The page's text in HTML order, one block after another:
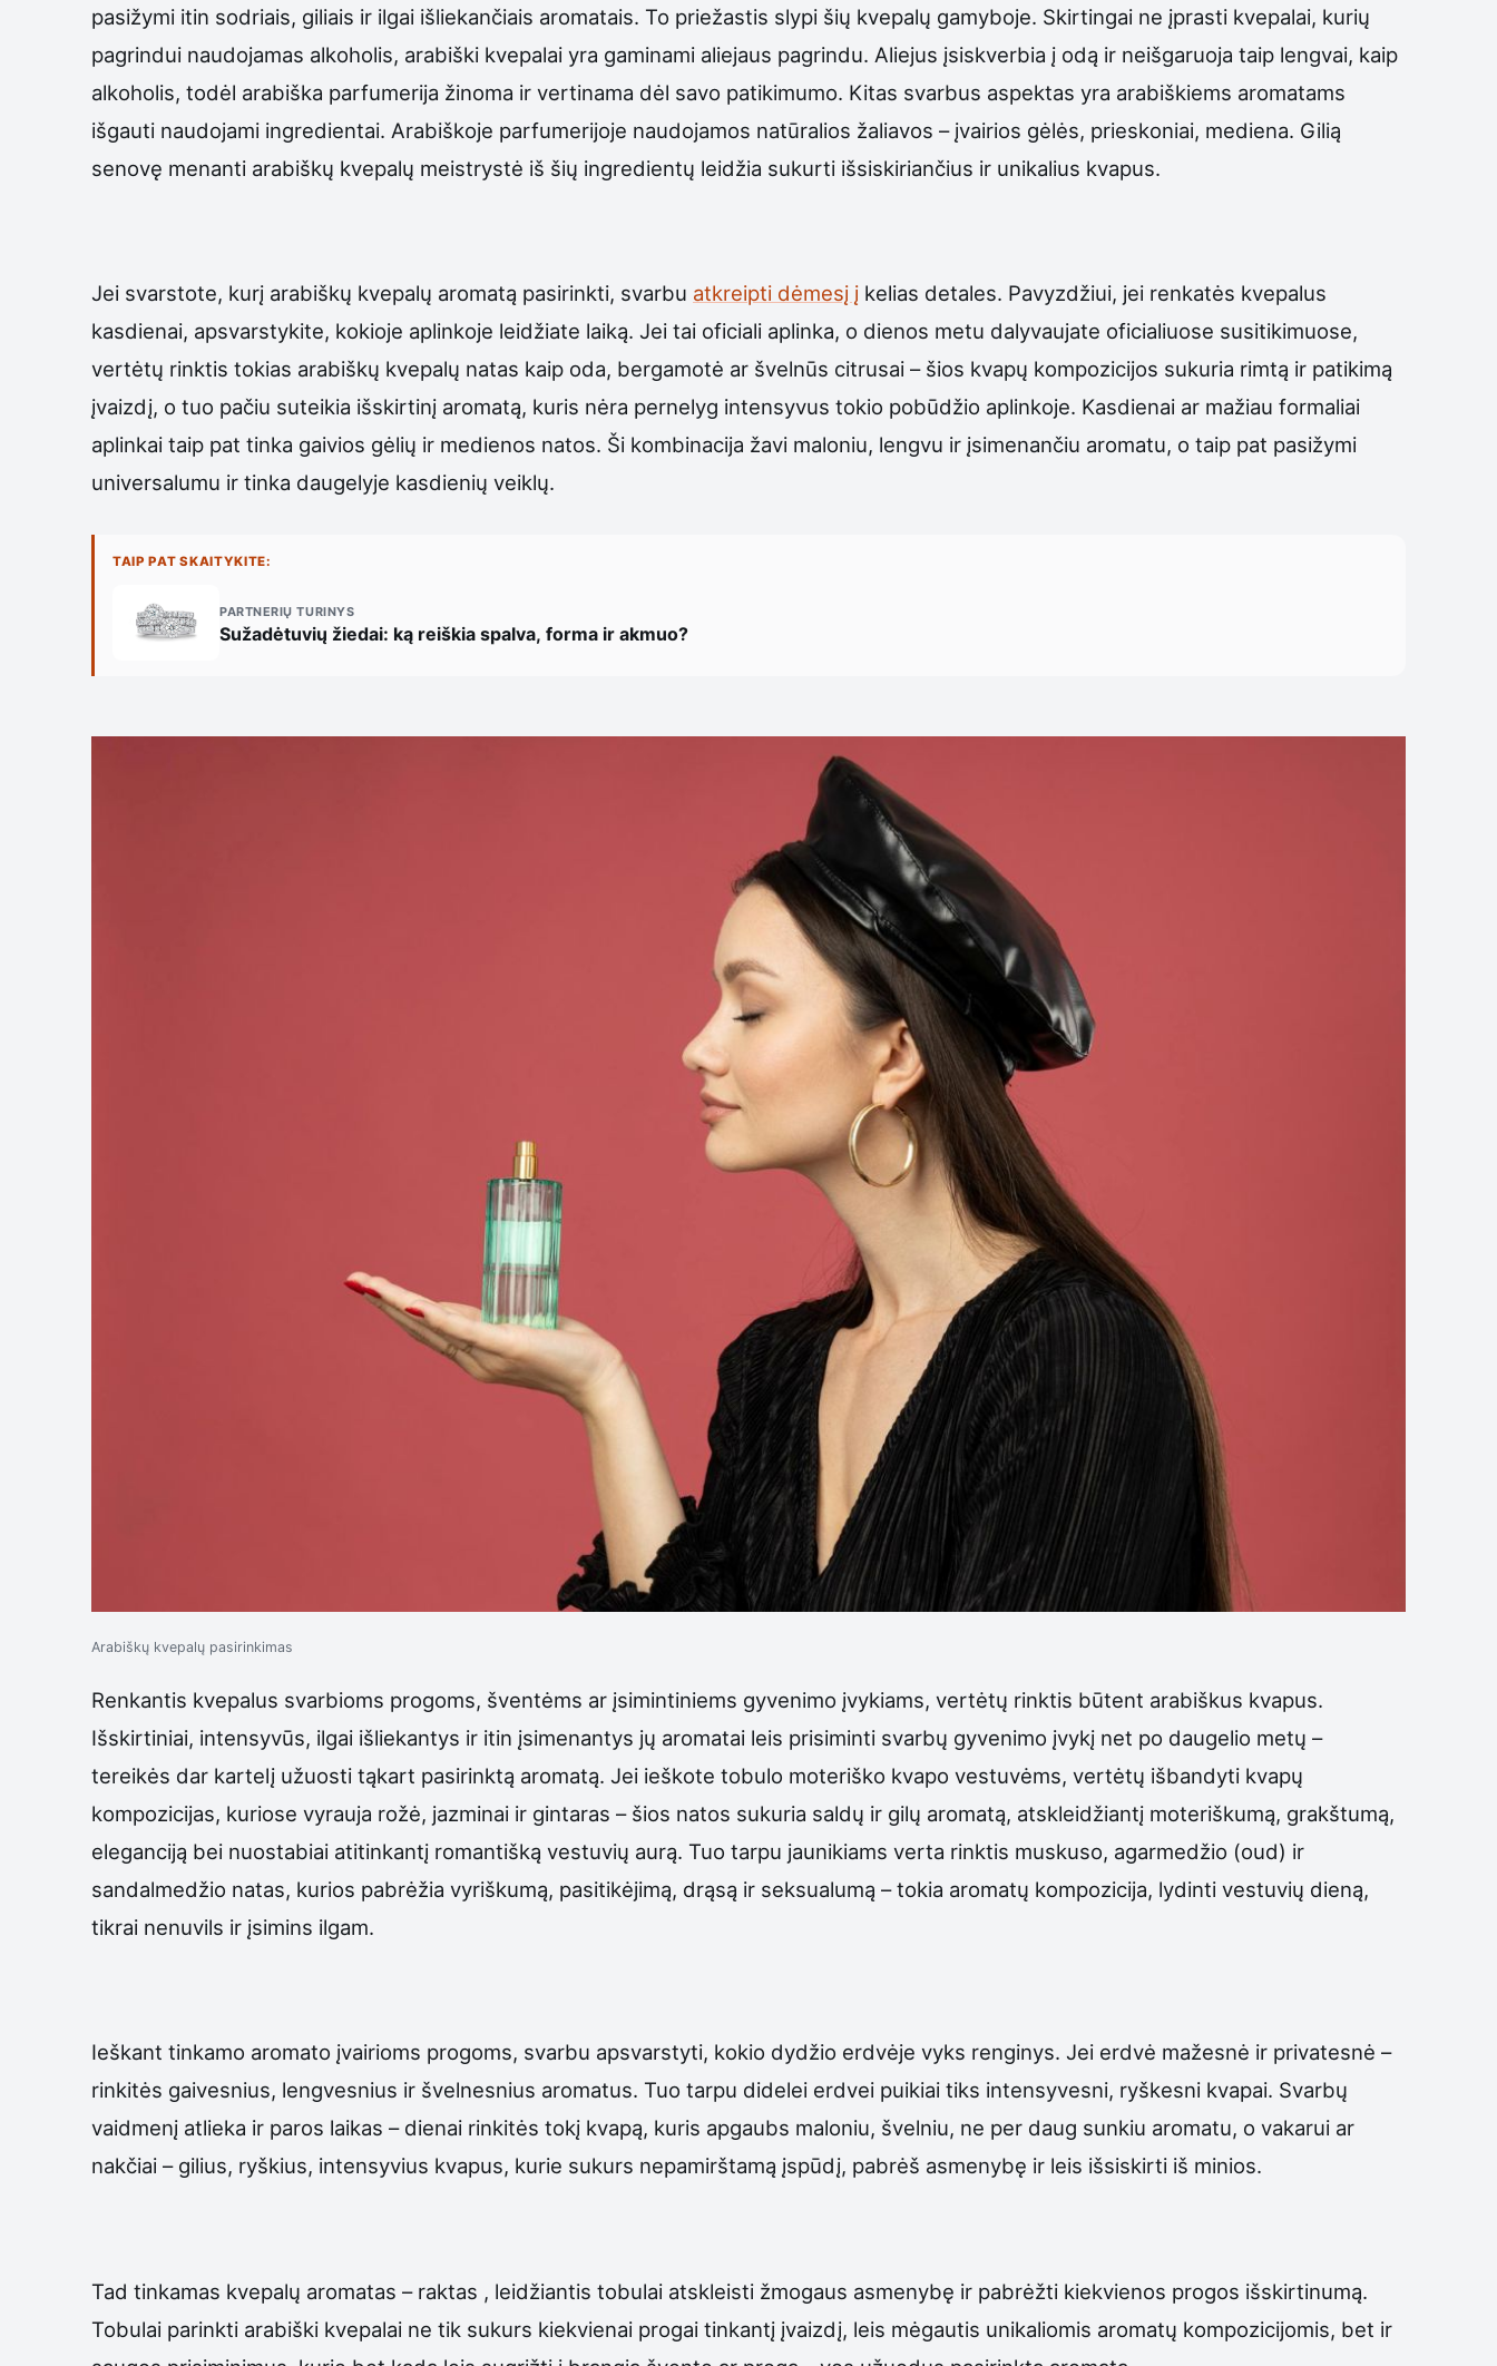
pasižymi itin sodriais, giliais ir ilgai išliekančiais aromatais. To priežastis slypi šių kvepalų gamyboje. Skirtingai ne įprasti kvepalai, kurių
pagrindui naudojamas alkoholis, arabiški kvepalai yra gaminami aliejaus pagrindu. Aliejus įsiskverbia į odą ir neišgaruoja taip lengvai, kaip
alkoholis, todėl arabiška parfumerija žinoma ir vertinama dėl savo patikimumo. Kitas svarbus aspektas yra arabiškiems aromatams
išgauti naudojami ingredientai. Arabiškoje parfumerijoje naudojamos natūralios žaliavos – įvairios gėlės, prieskoniai, mediena. Gilią
senovę menanti arabiškų kvepalų meistrystė iš šių ingredientų leidžia sukurti išsiskiriančius ir unikalius kvapus.
Jei svarstote, kurį arabiškų kvepalų aromatą pasirinkti, svarbu atkreipti dėmesį į kelias detales. Pavyzdžiui, jei renkatės kvepalus
kasdienai, apsvarstykite, kokioje aplinkoje leidžiate laiką. Jei tai oficiali aplinka, o dienos metu dalyvaujate oficialiuose susitikimuose,
vertėtų rinktis tokias arabiškų kvepalų natas kaip oda, bergamotė ar švelnūs citrusai – šios kvapų kompozicijos sukuria rimtą ir patikimą
įvaizdį, o tuo pačiu suteikia išskirtinį aromatą, kuris nėra pernelyg intensyvus tokio pobūdžio aplinkoje. Kasdienai ar mažiau formaliai
aplinkai taip pat tinka gaivios gėlių ir medienos natos. Ši kombinacija žavi maloniu, lengvu ir įsimenančiu aromatu, o taip pat pasižymi
universalumu ir tinka daugelyje kasdienių veiklų.
TAIP PAT SKAITYKITE:
PARTNERIŲ TURINYS
Sužadėtuvių žiedai: ką reiškia spalva, forma ir akmuo?
Arabiškų kvepalų pasirinkimas
Renkantis kvepalus svarbioms progoms, šventėms ar įsimintiniems gyvenimo įvykiams, vertėtų rinktis būtent arabiškus kvapus.
Išskirtiniai, intensyvūs, ilgai išliekantys ir itin įsimenantys jų aromatai leis prisiminti svarbų gyvenimo įvykį net po daugelio metų –
tereikės dar kartelį užuosti tąkart pasirinktą aromatą. Jei ieškote tobulo moteriško kvapo vestuvėms, vertėtų išbandyti kvapų
kompozicijas, kuriose vyrauja rožė, jazminai ir gintaras – šios natos sukuria saldų ir gilų aromatą, atskleidžiantį moteriškumą, grakštumą,
eleganciją bei nuostabiai atitinkantį romantišką vestuvių aurą. Tuo tarpu jaunikiams verta rinktis muskuso, agarmedžio (oud) ir
sandalmedžio natas, kurios pabrėžia vyriškumą, pasitikėjimą, drąsą ir seksualumą – tokia aromatų kompozicija, lydinti vestuvių dieną,
tikrai nenuvils ir įsimins ilgam.
Ieškant tinkamo aromato įvairioms progoms, svarbu apsvarstyti, kokio dydžio erdvėje vyks renginys. Jei erdvė mažesnė ir privatesnė –
rinkitės gaivesnius, lengvesnius ir švelnesnius aromatus. Tuo tarpu didelei erdvei puikiai tiks intensyvesni, ryškesni kvapai. Svarbų
vaidmenį atlieka ir paros laikas – dienai rinkitės tokį kvapą, kuris apgaubs maloniu, švelniu, ne per daug sunkiu aromatu, o vakarui ar
nakčiai – gilius, ryškius, intensyvius kvapus, kurie sukurs nepamirštamą įspūdį, pabrėš asmenybę ir leis išsiskirti iš minios.
Tad tinkamas kvepalų aromatas – raktas , leidžiantis tobulai atskleisti žmogaus asmenybę ir pabrėžti kiekvienos progos išskirtinumą.
Tobulai parinkti arabiški kvepalai ne tik sukurs kiekvienai progai tinkantį įvaizdį, leis mėgautis unikaliomis aromatų kompozicijomis, bet ir